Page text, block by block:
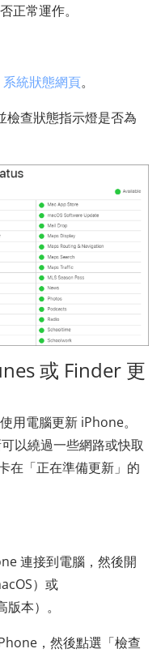
正常運作。
統狀態網頁。
檢查狀態指示燈是否為
或 Finder 更
用電腦更新 iPhone。
以繞過一些網路或快取
在「正在準備更新」的
連接到電腦，然後開
）或
本）。
，然後點選「檢查